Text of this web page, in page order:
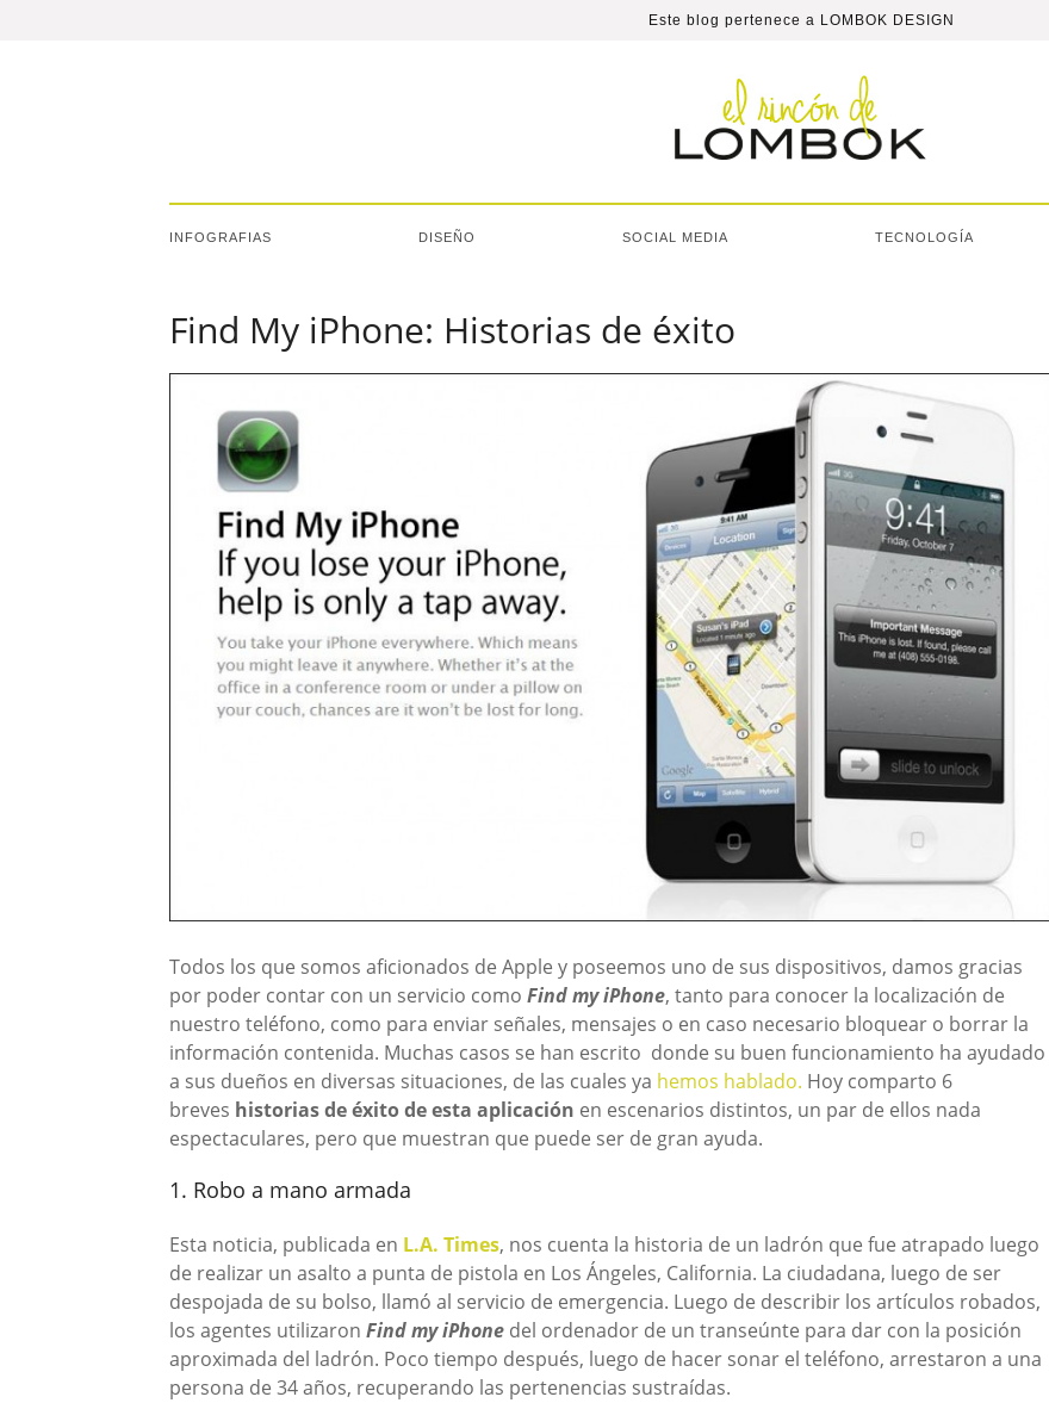
Este blog pertenece a LOMBOK DESIGN
INFOGRAFIAS DISEÑO SOCIAL MEDIA TECNOLOGÍA
Find My iPhone: Historias de éxito
Todos los que somos aficionados de Apple y poseemos uno de sus dispositivos, damos gracias
por poder contar con un servicio como Find my iPhone, tanto para conocer la localización de
nuestro teléfono, como para enviar señales, mensajes o en caso necesario bloquear o borrar la
información contenida. Muchas casos se han escrito donde su buen funcionamiento ha ayudado
a sus dueños en diversas situaciones, de las cuales ya hemos hablado. Hoy comparto 6
breves historias de éxito de esta aplicación en escenarios distintos, un par de ellos nada
espectaculares, pero que muestran que puede ser de gran ayuda.
1. Robo a mano armada
Esta noticia, publicada en L.A. Times, nos cuenta la historia de un ladrón que fue atrapado luego
de realizar un asalto a punta de pistola en Los Ángeles, California. La ciudadana, luego de ser
despojada de su bolso, llamó al servicio de emergencia. Luego de describir los artículos robados,
los agentes utilizaron Find my iPhone del ordenador de un transeúnte para dar con la posición
aproximada del ladrón. Poco tiempo después, luego de hacer sonar el teléfono, arrestaron a una
persona de 34 años, recuperando las pertenencias sustraídas.